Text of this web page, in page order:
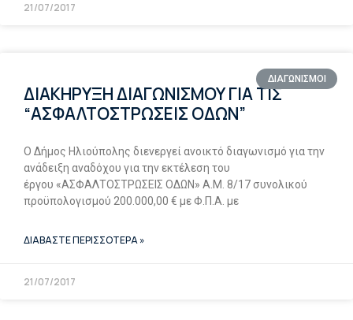
21/07/2017
ΔΙΑΓΩΝΙΣΜΟΙ
ΔΙΑΚΗΡΥΞΗ ΔΙΑΓΩΝΙΣΜΟΥ ΓΙΑ ΤΙΣ
“ΑΣΦΑΛΤΟΣΤΡΩΣΕΙΣ ΟΔΩΝ”
Ο Δήμος Ηλιούπολης διενεργεί ανοικτό διαγωνισμό για την
ανάδειξη αναδόχου για την εκτέλεση του
έργου «ΑΣΦΑΛΤΟΣΤΡΩΣΕΙΣ ΟΔΩΝ» Α.Μ. 8/17 συνολικού
προϋπολογισμού 200.000,00 € με Φ.Π.Α. με
ΔΙΑΒΑΣΤΕ ΠΕΡΙΣΣΟΤΕΡΑ »
21/07/2017